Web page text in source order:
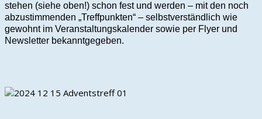
stehen (siehe oben!) schon fest und werden – mit den noch
abzustimmenden „Treffpunkten“ – selbstverständlich wie
gewohnt im Veranstaltungskalender sowie per Flyer und
Newsletter bekanntgegeben.